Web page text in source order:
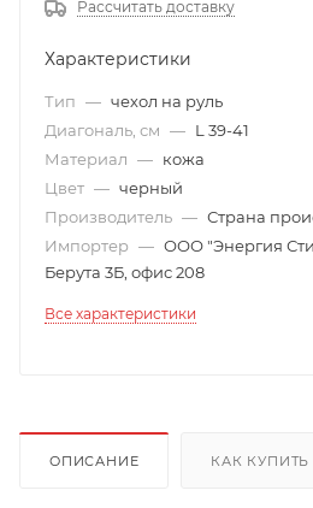
Рассчитать доставку
Характеристики
Тип — чехол на руль
Диагональ, см — L 39-41
Материал — кожа
Цвет — черный
Производитель — Страна
Импортер — ООО "Энергия
Берута 3Б, офис 208
Все характеристики
ОПИСАНИЕ КАК КУПИТЬ